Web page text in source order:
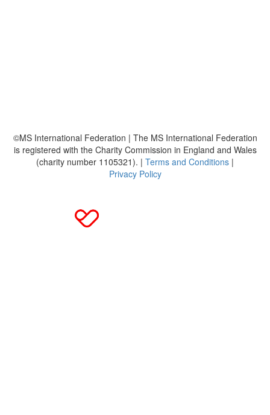
©MS International Federation | The MS International Federation
is registered with the Charity Commission in England and Wales
(charity number 1105321). | Terms and Conditions |
Privacy Policy